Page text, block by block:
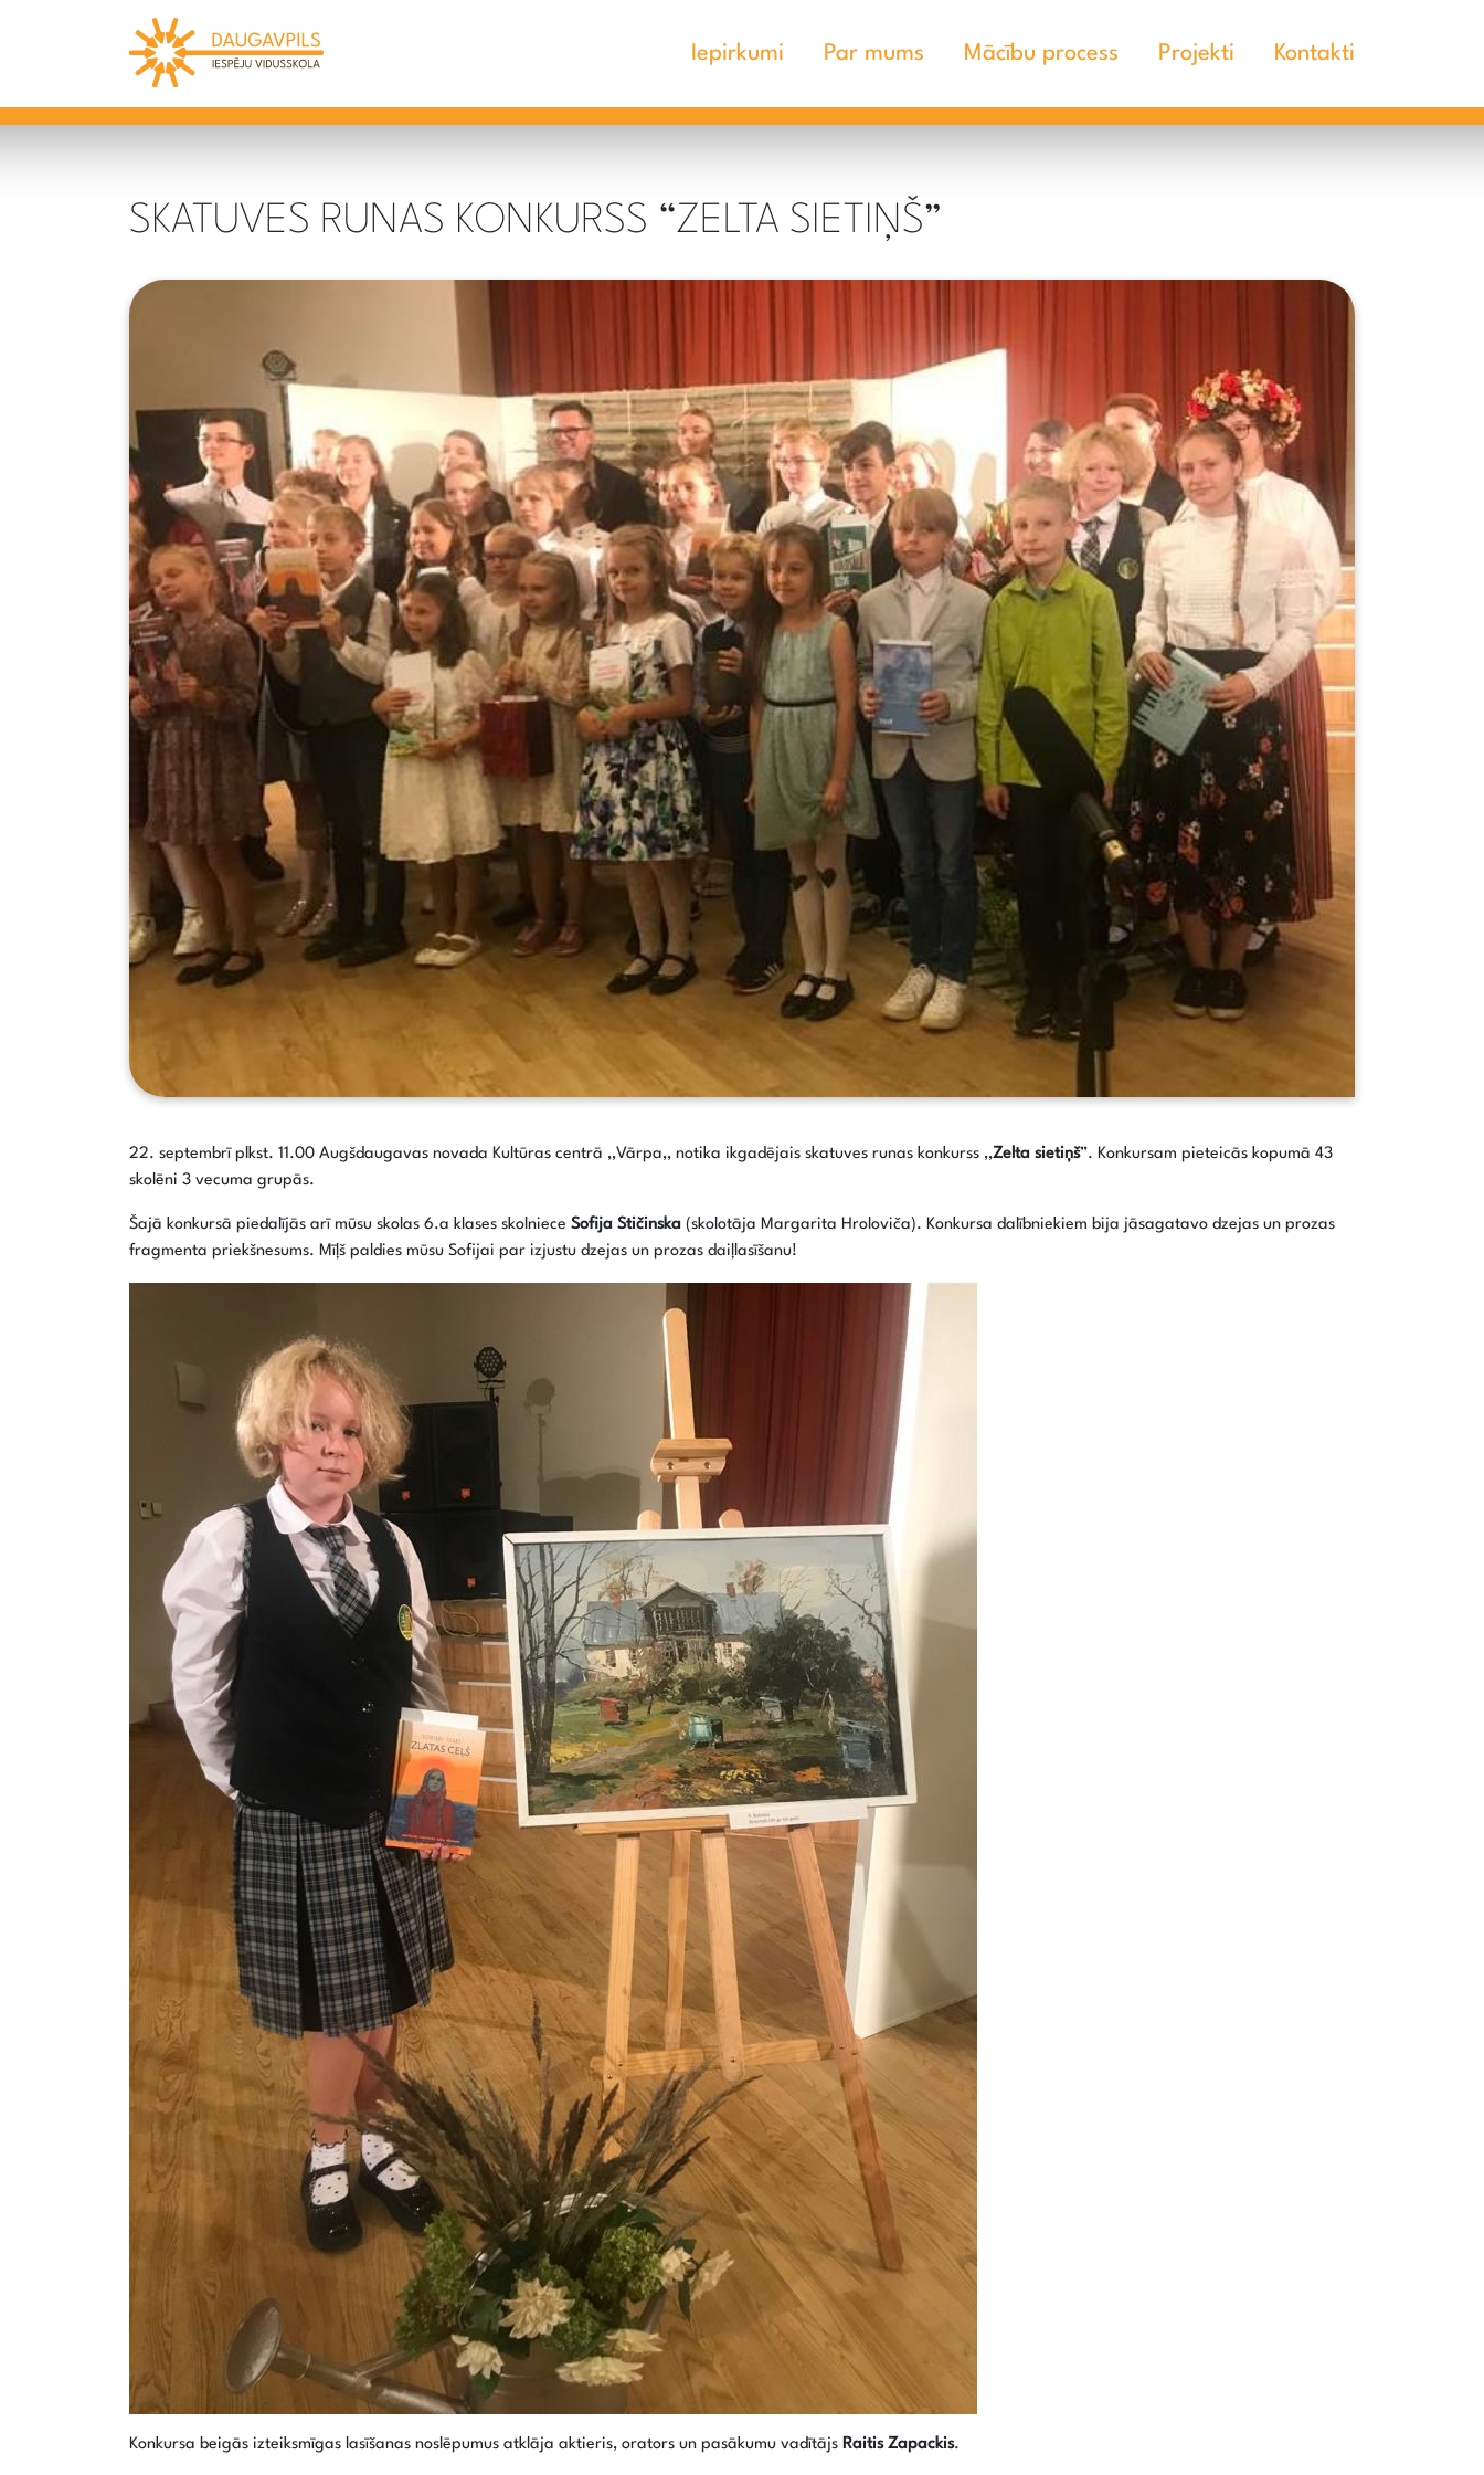
Iepirkumi Par mums Mācību process Projekti Kontakti
SKATUVES RUNAS KONKURSS “ZELTA SIETIŅŠ”
22. septembrī plkst. 11.00 Augšdaugavas novada Kultūras centrā ,,Vārpa,, notika ikgadējais skatuves runas konkurss ,,Zelta sietiņš”. Konkursam pieteicās kopumā 43
skolēni 3 vecuma grupās.
Šajā konkursā piedalījās arī mūsu skolas 6.a klases skolniece Sofija Stičinska (skolotāja Margarita Hroloviča). Konkursa dalībniekiem bija jāsagatavo dzejas un prozas
fragmenta priekšnesums. Mīļš paldies mūsu Sofijai par izjustu dzejas un prozas daiļlasīšanu!
Konkursa beigās izteiksmīgas lasīšanas noslēpumus atklāja aktieris, orators un pasākumu vadītājs Raitis Zapackis.